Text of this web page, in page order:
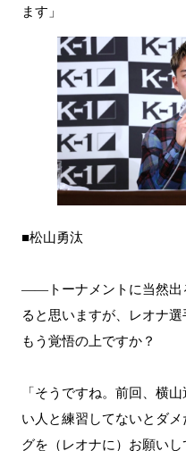
ます」
■松山勇汰
――トーナメントに当然出
ると思いますが、レオナ
もう覚悟の上ですか？
「そうですね。前回、横
い人と練習してないとダ
グを（レオナに）お願い